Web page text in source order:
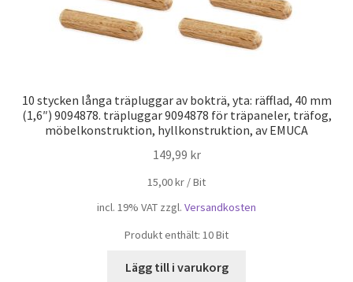
10 stycken långa träpluggar av bokträ, yta: räfflad, 40 mm
(1,6″) 9094878. träpluggar 9094878 för träpaneler, träfog,
möbelkonstruktion, hyllkonstruktion, av EMUCA
149,99 kr
15,00kr /Bit
incl. 19% VAT zzgl. Versandkosten
Produkt enthält: 10Bit
Lägg till i varukorg